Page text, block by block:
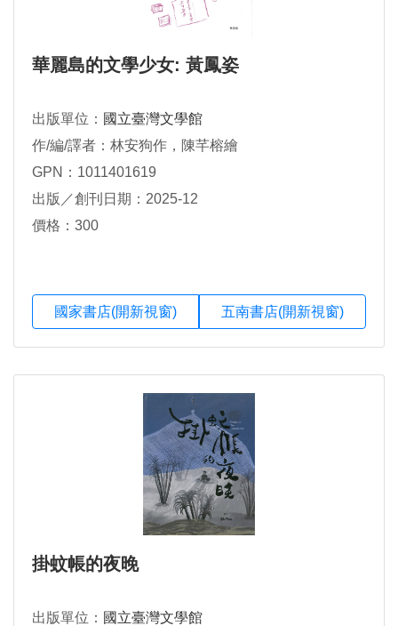
華麗島的文學少女: 黃鳳姿
出版單位： 國立臺灣文學館
作/編/譯者：林安狗作，陳芊榕繪
GPN：1011401619
出版／創刊日期：2025-12
價格：300
國家書店(開新視窗) 五南書店(開新視窗)
掛蚊帳的夜晚
出版單位： 國立臺灣文學館